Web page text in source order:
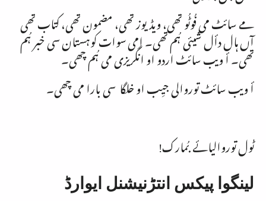
مے سائٹ می فُوٹُو تھی، ویڈیوز تھی، مضمون تھی، کتاب تھی
آں ہال دأل شیئی ہُم تھی۔ اِمی سوات کوہستان سی خبر ہُم
تھی۔ أ ویب سائٹ اردو او انگریزی می ہُم چھی۔
أ ویب سائٹ توروالی جیِب او خلگا سی بارا می چھی۔
ٹول توروالیائے بُمارک!
لینگوا پیکس انتڑنیشنل ایوارڈ